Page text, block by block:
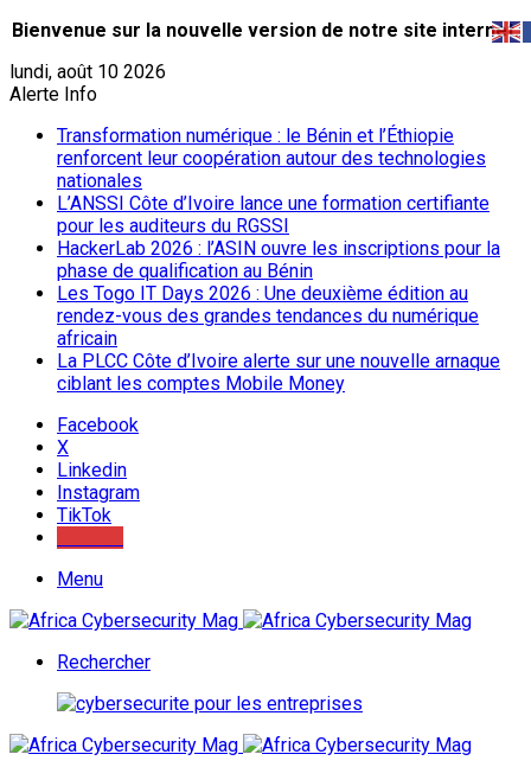
Bienvenue sur la nouvelle version de notre site internet.
lundi, août 10 2026
Alerte Info
Transformation numérique : le Bénin et l’Éthiopie
renforcent leur coopération autour des technologies
nationales
L’ANSSI Côte d’Ivoire lance une formation certifiante
pour les auditeurs du RGSSI
HackerLab 2026 : l’ASIN ouvre les inscriptions pour la
phase de qualification au Bénin
Les Togo IT Days 2026 : Une deuxième édition au
rendez-vous des grandes tendances du numérique
africain
La PLCC Côte d’Ivoire alerte sur une nouvelle arnaque
ciblant les comptes Mobile Money
Facebook
X
Linkedin
Instagram
TikTok
Menu
Rechercher